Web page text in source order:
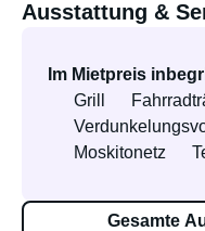
Ausstattung &
Im Mietpreis
Grill
Moskitonetz
Gesamte